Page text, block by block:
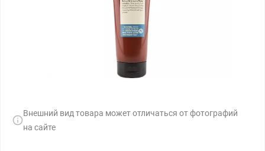
Внешний вид товара может отличаться от фотографий
на сайте